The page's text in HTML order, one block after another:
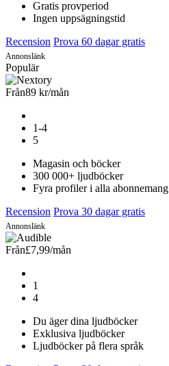
Gratis provperiod
Ingen uppsägningstid
Recension Prova 60 dagar gratis
Annonslänk
Populär
Från89 kr/mån
1-4
5
Magasin och böcker
300 000+ ljudböcker
Fyra profiler i alla abonnemang
Recension Prova 30 dagar gratis
Annonslänk
Från£7,99/mån
1
4
Du äger dina ljudböcker
Exklusiva ljudböcker
Ljudböcker på flera språk